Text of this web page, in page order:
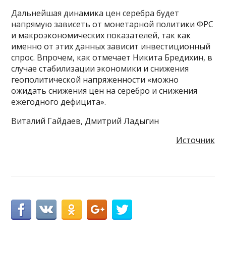
Дальнейшая динамика цен серебра будет
напрямую зависеть от монетарной политики ФРС
и макроэкономических показателей, так как
именно от этих данных зависит инвестиционный
спрос. Впрочем, как отмечает Никита Бредихин, в
случае стабилизации экономики и снижения
геополитической напряженности «можно
ожидать снижения цен на серебро и снижения
ежегодного дефицита».
Виталий Гайдаев, Дмитрий Ладыгин
Источник